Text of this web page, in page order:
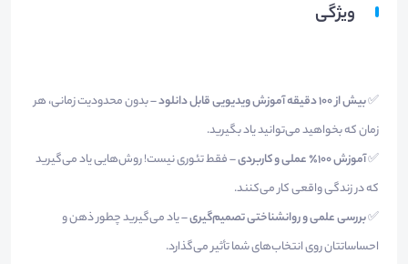
ویژگی
✅بیش از 100 دقیقه آموزش ویدیویی قابل دانلود
– بدون محدودیت زمانی، هر
زمان که بخواهید می‌توانید یاد بگیرید.
✅آموزش 100٪ عملی و کاربردی
– فقط تئوری نیست! روش‌هایی یاد می‌گیرید
که در زندگی واقعی کار می‌کنند.
✅بررسی علمی و روانشناختی تصمیم‌گیری– یاد می‌گیرید چطور ذهن و
احساساتتان روی انتخاب‌های شما تأثیر می‌گذارد.